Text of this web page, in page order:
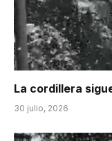
La cordillera
30 julio, 2026